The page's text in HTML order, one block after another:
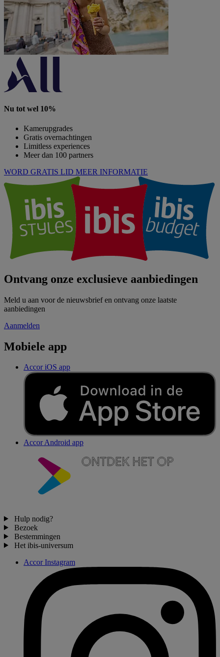
Nu tot wel 10%
Kamerupgrades
Gratis overnachtingen
Limitless experiences
Meer dan 100 partners
WORD GRATIS LID MEER INFORMATIE
Ontvang onze exclusieve aanbiedingen
Meld u aan voor de nieuwsbrief en ontvang onze laatste
aanbiedingen
Aanmelden
Mobiele app
Accor iOS app
Accor Android app
Hulp nodig?
Bezoek
Bestemmingen
Het ibis-universum
Accor Instagram